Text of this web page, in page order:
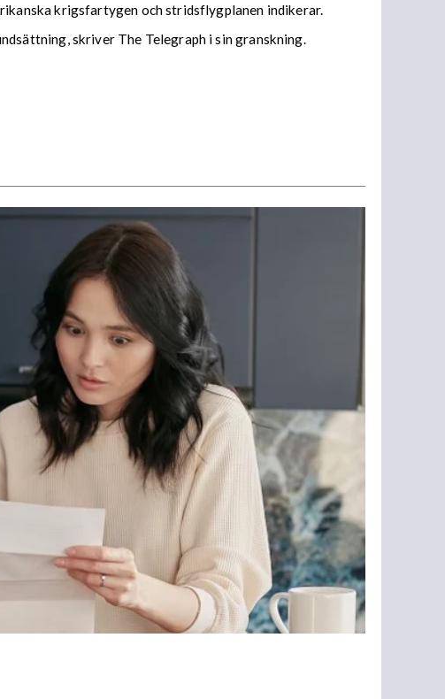
krigsfartygen och stridsflygplanen indikerar.
skriver The Telegraph i sin granskning.